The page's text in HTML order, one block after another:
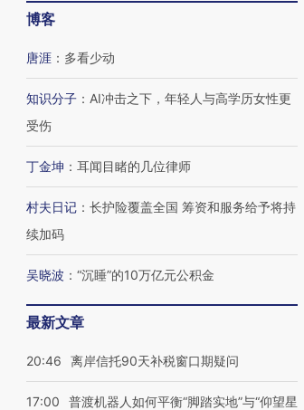
博客
唐涯 ： 多看少动
知识分子 ： AI冲击之下，年轻人与高学历女性更
受伤
丁金坤 ： 耳闻目睹的几位律师
村夫日记 ： 长护险覆盖全国 筹资和服务给予将持
续加码
吴晓波 ： “沉睡”的10万亿元公积金
最新文章
20:46 离岸信托90天补税窗口期疑问
17:00
普渡机器人如何平衡“脚踏实地”与“仰望星